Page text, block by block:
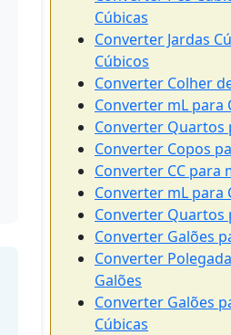
Cúbicas
Converter Jardas
Cúbicos
Converter Colher
Converter mL para
Converter Quartos
Converter Copos
Converter CC para
Converter mL para
Converter Quartos
Converter Galões
Converter
Galões
Converter Galões
Cúbicas